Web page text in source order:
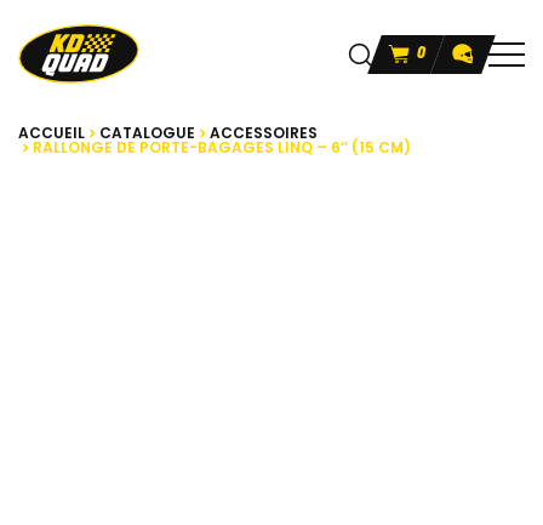
0
ACCUEIL CATALOGUE ACCESSOIRES
RALLONGE DE PORTE-BAGAGES LINQ – 6’’ (15 CM)